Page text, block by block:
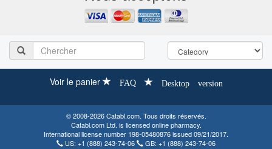
Voir le panier FAQ Desktop version
© 2008-2026 Catabl.com. Tous droits réservés.
Catabl.com Ltd. is licensed online pharmacy.
International license number 198-05480876 issued 09/21/2017.
US: +1 (888) 243-74-06 GB: +1 (888) 243-74-06